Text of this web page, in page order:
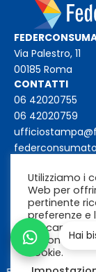
Via Palestro, 11
00185 Roma
CONTATTI
06 42020755
06 42020759
Utilizziamo i
Web per
pertinente
preferenze e
Cliccando su
acconsenti
cookie.
Hai